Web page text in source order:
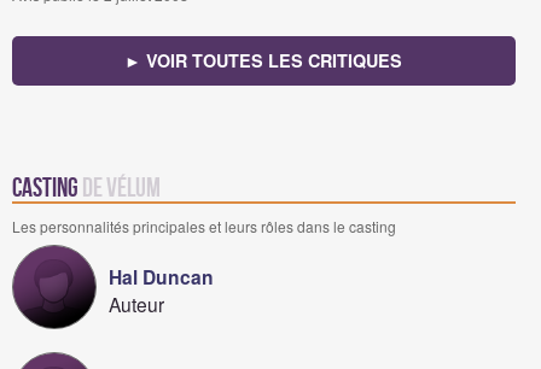
► VOIR TOUTES LES CRITIQUES
Casting de Vélum
Les personnalités principales et leurs rôles dans le casting
Hal Duncan
Auteur